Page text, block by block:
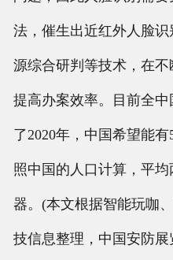
法，催生出近红外人脸
源综合研判等技术，在
提高办案效率。目前全中
了2020年，中国希望能
照中国的人口计算，平
器。(本文根据智能玩咖
技信息整理，中国安防